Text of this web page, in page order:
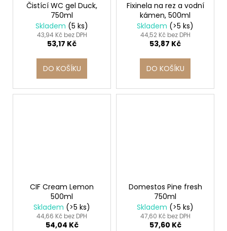
Čistící WC gel Duck,
750ml
Skladem (5 ks)
43,94 Kč bez DPH
53,17 Kč
DO KOŠÍKU
Fixinela na rez a vodní
kámen, 500ml
Skladem (>5 ks)
44,52 Kč bez DPH
53,87 Kč
DO KOŠÍKU
CIF Cream Lemon
500ml
Skladem (>5 ks)
44,66 Kč bez DPH
54,04 Kč
Domestos Pine fresh
750ml
Skladem (>5 ks)
47,60 Kč bez DPH
57,60 Kč